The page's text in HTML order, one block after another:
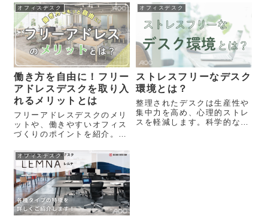
ん。
オフィスデスク
働き方を自由に！フリー
アドレスデスクを取り入
れるメリットとは
フリーアドレスデスクのメリ
ットや、働きやすいオフィス
づくりのポイントを紹介。レ
きるおすすめデスク7選も掲
載し、これからの多様な働き
方に役立つ情報をわかりやす
く解説します。
オフィスデスク
ストレスフリーなデスク
環境とは？
整理されたデスクは生産性や
集中力を高め、心理的ストレ
スを軽減します。科学的なデ
オフィスデスク